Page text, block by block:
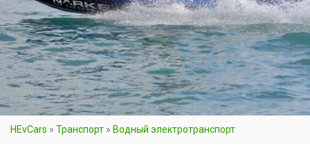
HEvCars » Транспорт » Водный электротранспорт